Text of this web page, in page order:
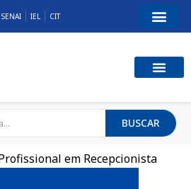
SENAI IEL CIT
BUSCAR
em Recepcionista